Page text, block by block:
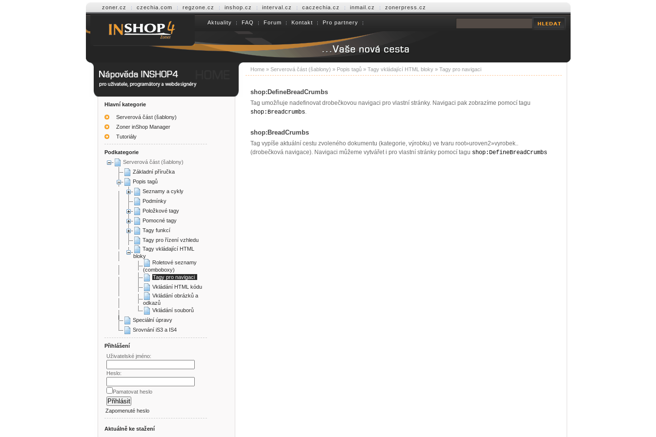
zoner.cz czechia.com regzone.cz inshop.cz interval.cz caczechia.cz inmail.cz zonerpress.cz
Help INSHOP4 Aktuality FAQ Forum Kontakt Pro partnery
Hlavní kategorie
Serverová část (šablony)
Zoner inShop Manager
Tutoriály
Podkategorie
Serverová část (šablony)
Základní příručka
Popis tagů
Seznamy a cykly
Podmínky
Položkové tagy
Pomocné tagy
Tagy funkcí
Tagy pro řízení vzhledu
Tagy vkládající HTML
bloky
Roletové seznamy
(comboboxy)
Tagy pro navigaci
Vkládání HTML kódu
Vkládání obrázků a
odkazů
Vkládání souborů
Speciální úpravy
Srovnání iS3 a IS4
Přihlášení
Uživatelské jméno:
Heslo:
Pamatovat heslo
Zapomenuté heslo
Aktuálně ke stažení
Home» Serverová část (šablony) » Popis tagů» Tagy vkládající HTML bloky» Tagy pro navigaci
shop:DefineBreadCrumbs
Tag umožňuje nadefinovat drobečkovou navigaci pro vlastní stránky. Navigaci pak zobrazíme pomocí tagu
shop:Breadcrumbs.
shop:BreadCrumbs
Tag vypíše aktuální cestu zvoleného dokumentu (kategorie, výrobku) ve tvaru root»uroven2»vyrobek..
(drobečková navigace). Navigaci můžeme vytvářet i pro vlastní stránky pomocí tagu shop:DefineBreadCrumbs